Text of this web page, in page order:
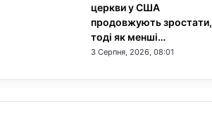
церкви у США
продовжують зростати,
тоді як менші…
3 Серпня, 2026, 08:01